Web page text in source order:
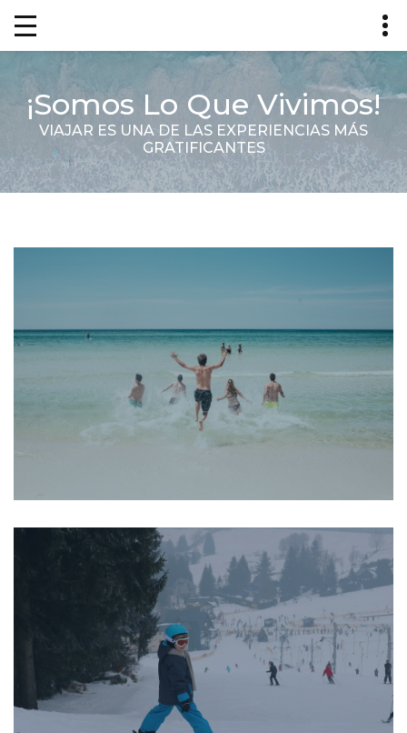
¡Somos Lo Que Vivimos!
VIAJAR ES UNA DE LAS EXPERIENCIAS MÁS
GRATIFICANTES